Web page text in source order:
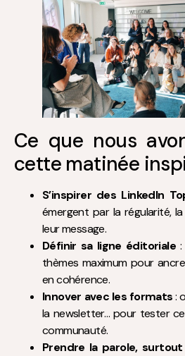
Ce que nous
cette matinée
S’inspirer des LinkedIn
émergent par la régularité,
leur message.
Définir sa ligne éditoriale:
thèmes maximum pour
en cohérence.
Innover avec les formats:
la newsletter… pour tester
communauté.
Prendre la parole,